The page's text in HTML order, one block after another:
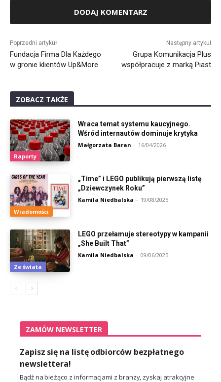
Poprzedni artykuł
Fundacja Firma Dla Każdego
w gronie klientów Up&More
Następny artykuł
Grupa Komunikacja Plus
współpracuje z marką Piast
ZOBACZ TAKŻE
Raporty
Wraca temat systemu kaucyjnego.
Wśród internautów dominuje krytyka
Małgorzata Baran - 16/04/2026
Wiadomości
„Time” i LEGO publikują pierwszą listę
„Dziewczynek Roku”
Kamila Niedbalska - 19/08/2025
Ze świata
LEGO przełamuje stereotypy w kampanii
„She Built That”
Kamila Niedbalska - 09/06/2025
ZAMÓW NEWSLETTER
Zapisz się na listę odbiorców bezpłatnego
newslettera!
Bądź na bieżąco z informacjami z branży, zyskaj atrakcyjne